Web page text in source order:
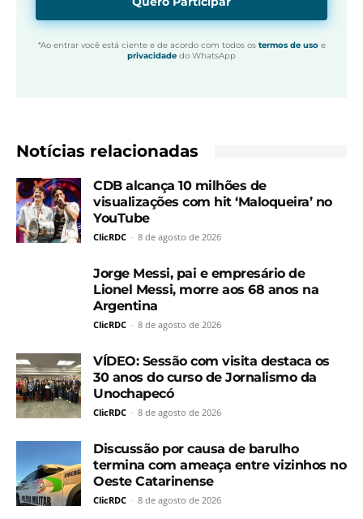
*Ao entrar você está ciente e de acordo com todos os termos de usoe
privacidade do WhatsApp
Notícias relacionadas
CDB alcança 10 milhões de
visualizações com hit ‘Maloqueira’ no
YouTube
ClicRDC - 8 de agosto de 2026
Jorge Messi, pai e empresário de
Lionel Messi, morre aos 68 anos na
Argentina
ClicRDC - 8 de agosto de 2026
VÍDEO: Sessão com visita destaca os
30 anos do curso de Jornalismo da
Unochapecó
ClicRDC - 8 de agosto de 2026
Discussão por causa de barulho
termina com ameaça entre vizinhos no
Oeste Catarinense
ClicRDC - 8 de agosto de 2026